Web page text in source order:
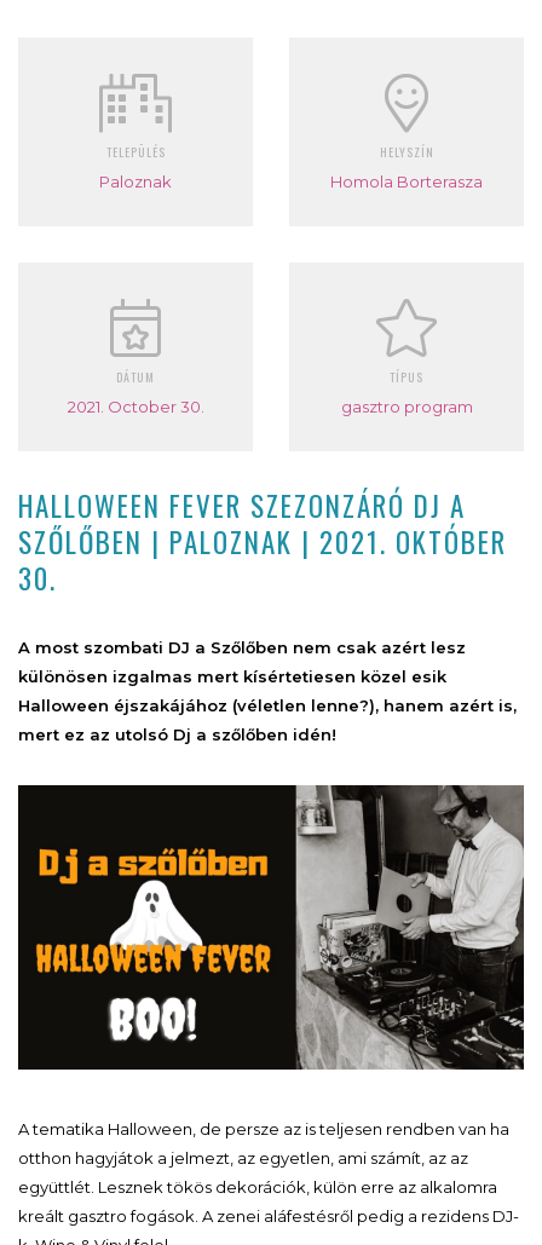
TELEPÜLÉS
Paloznak
HELYSZÍN
Homola Borterasza
DÁTUM
2021. October 30.
TÍPUS
gasztro program
HALLOWEEN FEVER SZEZONZÁRÓ DJ A
SZŐLŐBEN | PALOZNAK | 2021. OKTÓBER
30.
A most szombati DJ a Szőlőben nem csak azért lesz
különösen izgalmas mert kísértetiesen közel esik
Halloween éjszakájához (véletlen lenne?), hanem azért is,
mert ez az utolsó Dj a szőlőben idén!
A tematika Halloween, de persze az is teljesen rendben van ha
otthon hagyjátok a jelmezt, az egyetlen, ami számít, az az
együttlét. Lesznek tökös dekorációk, külön erre az alkalomra
kreált gasztro fogások. A zenei aláfestésről pedig a rezidens DJ-